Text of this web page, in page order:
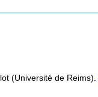
(Université de Reims).